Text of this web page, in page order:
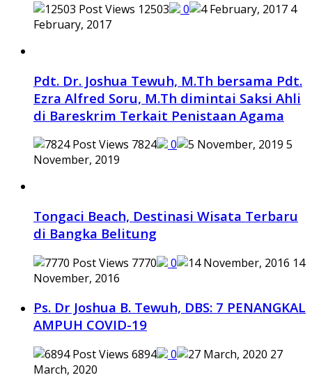
12503 0
4
February, 2017
Pdt. Dr. Joshua Tewuh, M.Th bersama Pdt.
Ezra Alfred Soru, M.Th dimintai Saksi Ahli
di Bareskrim Terkait Penistaan Agama
7824 0
5
November, 2019
Tongaci Beach, Destinasi Wisata Terbaru
di Bangka Belitung
7770 0
14
November, 2016
Ps. Dr Joshua B. Tewuh, DBS: 7 PENANGKAL
AMPUH COVID-19
6894 0
27
March, 2020